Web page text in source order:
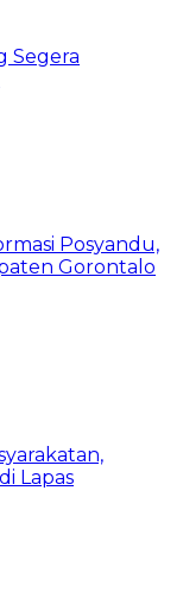
Segera
Posyandu,
Gorontalo
Lapas